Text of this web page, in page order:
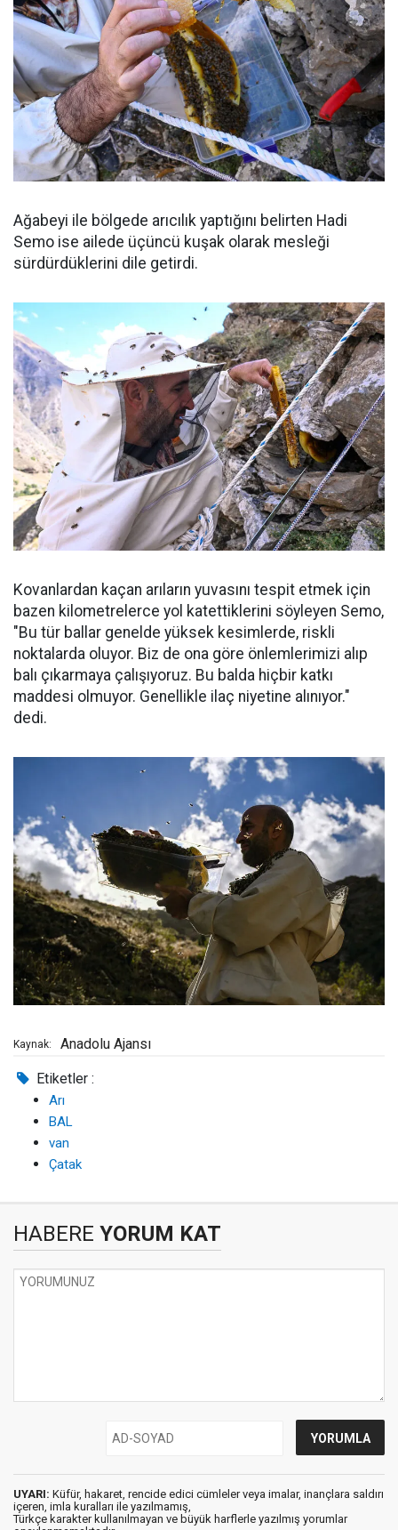
Ağabeyi ile bölgede arıcılık yaptığını belirten Hadi
Semo ise ailede üçüncü kuşak olarak mesleği
sürdürdüklerini dile getirdi.
Kovanlardan kaçan arıların yuvasını tespit etmek için
bazen kilometrelerce yol katettiklerini söyleyen Semo,
"Bu tür ballar genelde yüksek kesimlerde, riskli
noktalarda oluyor. Biz de ona göre önlemlerimizi alıp
balı çıkarmaya çalışıyoruz. Bu balda hiçbir katkı
maddesi olmuyor. Genellikle ilaç niyetine alınıyor."
dedi.
Kaynak: Anadolu Ajansı
Etiketler :
Arı
BAL
van
Çatak
HABERE YORUM KAT
UYARI: Küfür, hakaret, rencide edici cümleler veya imalar, inançlara saldırı
içeren, imla kuralları ile yazılmamış,
Türkçe karakter kullanılmayan ve büyük harflerle yazılmış yorumlar